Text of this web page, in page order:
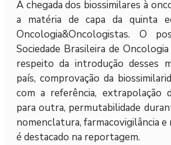
A chegada dos biossimilares à
a matéria de capa da quinta
Oncologia&Oncologistas. O
Sociedade Brasileira de
respeito da introdução desses
país, comprovação da
com a referência, extrapolação
para outra, permutabilidade
nomenclatura, farmacovigilância e
é destacado na reportagem.